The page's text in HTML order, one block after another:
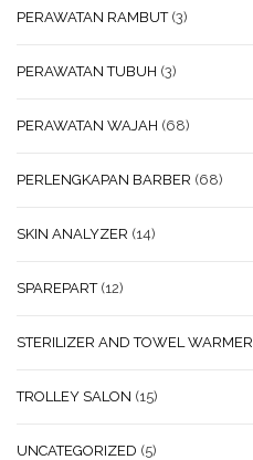
PERAWATAN RAMBUT (3)
PERAWATAN TUBUH (3)
PERAWATAN WAJAH (68)
PERLENGKAPAN BARBER (68)
SKIN ANALYZER (14)
SPAREPART (12)
STERILIZER AND TOWEL WARMER
TROLLEY SALON (15)
UNCATEGORIZED (5)